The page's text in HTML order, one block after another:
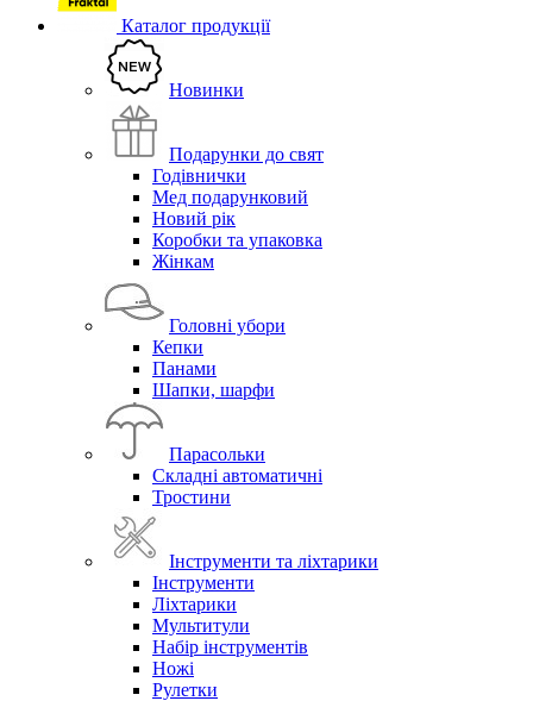
Каталог продукції
Новинки
Подарунки до свят
Годівнички
Мед подарунковий
Новий рік
Коробки та упаковка
Жінкам
Головні убори
Кепки
Панами
Шапки, шарфи
Парасольки
Складні автоматичні
Тростини
Інструменти та ліхтарики
Інструменти
Ліхтарики
Мультитули
Набір інструментів
Ножі
Рулетки